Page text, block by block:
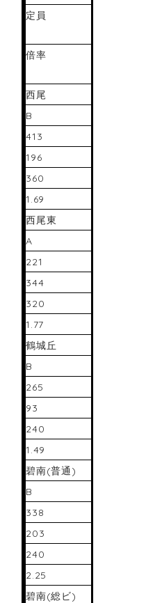
定員
倍率
西尾
B
413
196
360
1.69
西尾東
A
221
344
320
1.77
鶴城丘
B
265
93
240
1.49
碧南(普通)
B
338
203
240
2.25
碧南(総ビ)